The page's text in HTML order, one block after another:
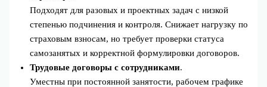
Подходят для разовых и проектных задач с низкой
степенью подчинения и контроля. Снижает нагрузку по
страховым взносам, но требует проверки статуса
самозанятых и корректной формулировки договоров.
Трудовые договоры с сотрудниками.
Уместны при постоянной занятости, рабочем графике